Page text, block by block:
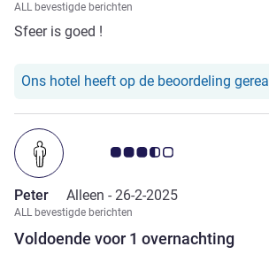
ALL bevestigde berichten
Sfeer is goed !
Ons hotel heeft op de beoordeling
Voldoende voor 1 overnachting
Avis-klantbeoordeling 3.5/5
Peter Alleen - 26-2-2025
ALL bevestigde berichten